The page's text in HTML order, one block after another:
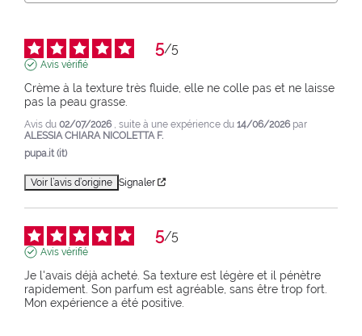
5/5
Avis vérifié
Crème à la texture très fluide, elle ne colle pas et ne laisse
pas la peau grasse.
Avis du 02/07/2026 , suite à une expérience du 14/06/2026 par
ALESSIA CHIARA NICOLETTA F.
pupa.it (it)
Voir l’avis d’origine Signaler
5/5
Avis vérifié
Je l'avais déjà acheté. Sa texture est légère et il pénètre
rapidement. Son parfum est agréable, sans être trop fort.
Mon expérience a été positive.